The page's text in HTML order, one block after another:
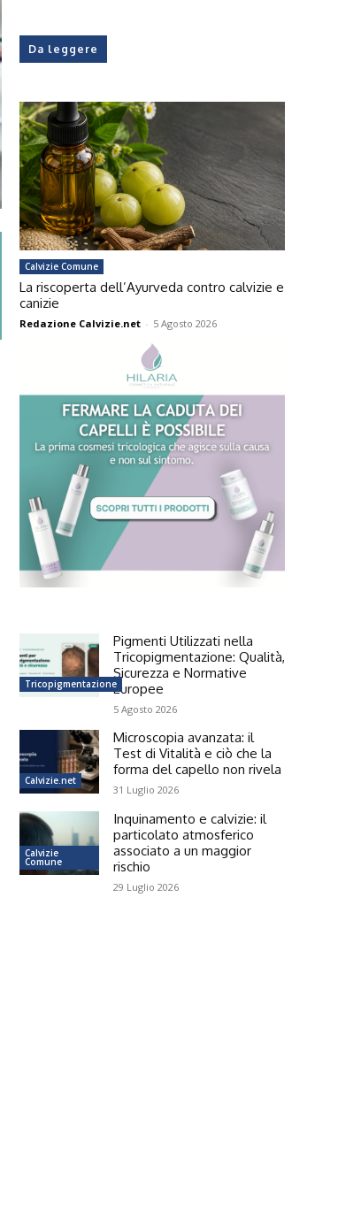
Da leggere
Calvizie Comune
La riscoperta dell’Ayurveda contro calvizie e
canizie
Redazione Calvizie.net - 5 Agosto 2026
Tricopigmentazione
Pigmenti Utilizzati nella
Tricopigmentazione: Qualità,
Sicurezza e Normative
Europee
5 Agosto 2026
Calvizie.net
Microscopia avanzata: il
Test di Vitalità e ciò che la
forma del capello non rivela
31 Luglio 2026
Calvizie
Comune
Inquinamento e calvizie: il
particolato atmosferico
associato a un maggior
rischio
29 Luglio 2026